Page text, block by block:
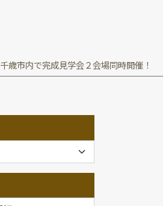
千歳市内で完成見学会２会場同時開催！